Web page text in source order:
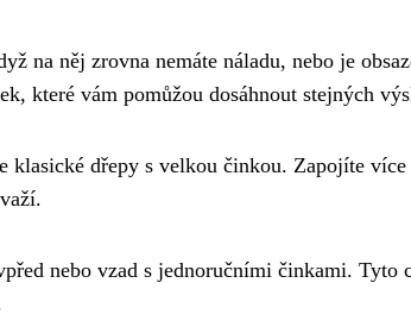
na něj zrovna nemáte náladu, nebo je
které vám pomůžou dosáhnout stejných
klasické dřepy s velkou činkou. Zapojíte
nebo vzad s jednoručními činkami. Tyto